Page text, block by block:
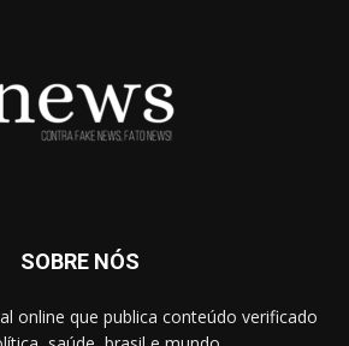
SOBRE NÓS
online que publica conteúdo verificado